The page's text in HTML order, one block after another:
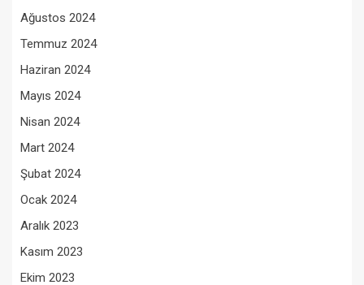
Ağustos 2024
Temmuz 2024
Haziran 2024
Mayıs 2024
Nisan 2024
Mart 2024
Şubat 2024
Ocak 2024
Aralık 2023
Kasım 2023
Ekim 2023